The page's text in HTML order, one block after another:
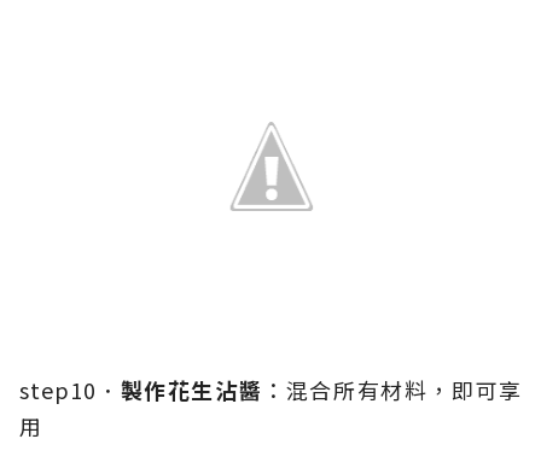
step10． 製作花生沾醬 ：混合所有材料，即可享
用